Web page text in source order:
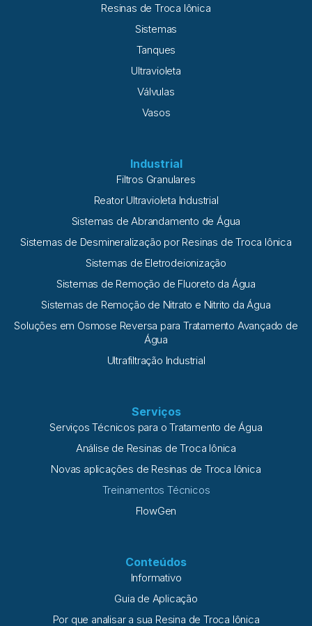
Resinas de Troca Iônica
Sistemas
Tanques
Ultravioleta
Válvulas
Vasos
Industrial
Filtros Granulares
Reator Ultravioleta Industrial
Sistemas de Abrandamento de Água
Sistemas de Desmineralização por Resinas de Troca Iônica
Sistemas de Eletrodeionização
Sistemas de Remoção de Fluoreto da Água
Sistemas de Remoção de Nitrato e Nitrito da Água
Soluções em Osmose Reversa para Tratamento Avançado de
Água
Ultrafiltração Industrial
Serviços
Serviços Técnicos para o Tratamento de Água
Análise de Resinas de Troca Iônica
Novas aplicações de Resinas de Troca Iônica
Treinamentos Técnicos
FlowGen
Conteúdos
Informativo
Guia de Aplicação
Por que analisar a sua Resina de Troca Iônica